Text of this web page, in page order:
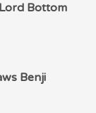
Bottom
Benji